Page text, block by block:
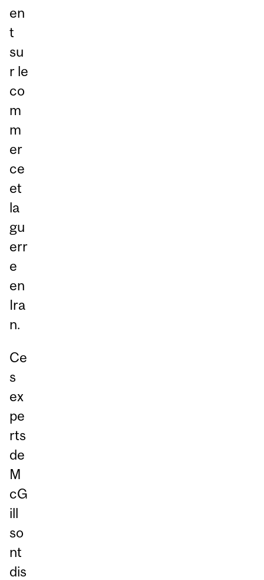
en
t
su
r le
co
m
m
er
ce
et
la
gu
err
e
en
Ira
n.
Ce
s
ex
pe
rts
de
M
cG
ill
so
nt
dis